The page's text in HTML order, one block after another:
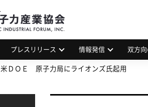
JAPAN ATOMIC
プレスリリース 情報発信 双方
米ＤＯＥ 原子力局にライオンズ氏起用